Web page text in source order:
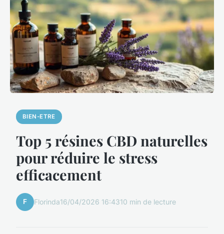
BIEN-ETRE
Top 5 résines CBD naturelles
pour réduire le stress
efficacement
F Florinda16/04/2026 16:4310 min de lecture